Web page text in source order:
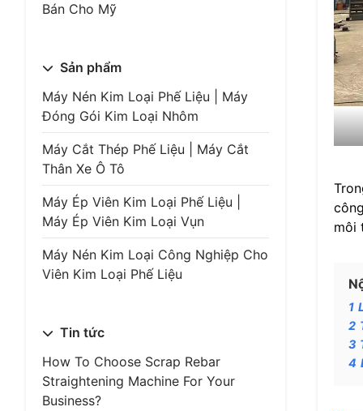
Bán Cho Mỹ
Sản phẩm
Máy Nén Kim Loại Phế Liệu | Máy
Đóng Gói Kim Loại Nhôm
Máy Cắt Thép Phế Liệu | Máy Cắt
Thân Xe Ô Tô
Máy Ép Viên Kim Loại Phế Liệu |
Máy Ép Viên Kim Loại Vụn
Máy Nén Kim Loại Công Nghiệp Cho
Viên Kim Loại Phế Liệu
Tin tức
How To Choose Scrap Rebar
Straightening Machine For Your
Business?
môi
1
2
3
4